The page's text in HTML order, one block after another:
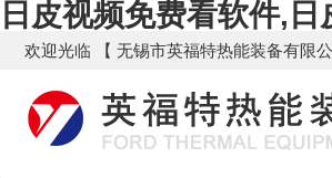
日皮视频免费看软件,
欢迎光临 【 无锡市英福特热能装备有限公司